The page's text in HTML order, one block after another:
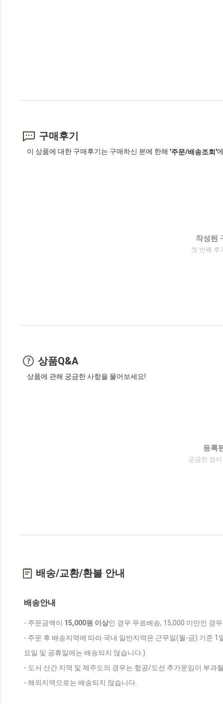
구매후기
이 상품에 대한 구매후기는 구매하신 분에 한해 '주문/배송조회'
작성된
첫 번째 후
상품Q&A
상품에 관해 궁금한 사항을 물어보세요!
등록
궁금한 점
배송/교환/환불 안내
배송안내
- 주문금액이 15,000원 이상인 경우 무료배송, 15,000 미만인 경
- 주문 후 배송지역에 따라 국내 일반지역은 근무일(월-금) 기준
요일 및 공휴일에는 배송되지 않습니다.)
- 도서 산간 지역 및 제주도의 경우는 항공/도선 추가운임이 부과
- 해외지역으로는 배송되지 않습니다.